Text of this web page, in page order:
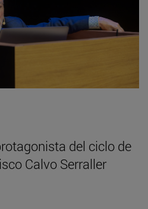
del ciclo de
Calvo Serraller